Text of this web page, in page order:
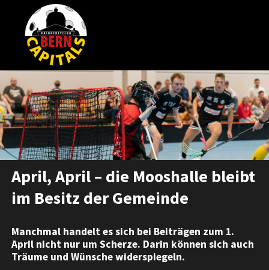
April, April – die Mooshalle bleibt
im Besitz der Gemeinde
Manchmal handelt es sich bei Beiträgen zum 1.
April nicht nur um Scherze. Darin können sich auch
Träume und Wünsche widerspiegeln.